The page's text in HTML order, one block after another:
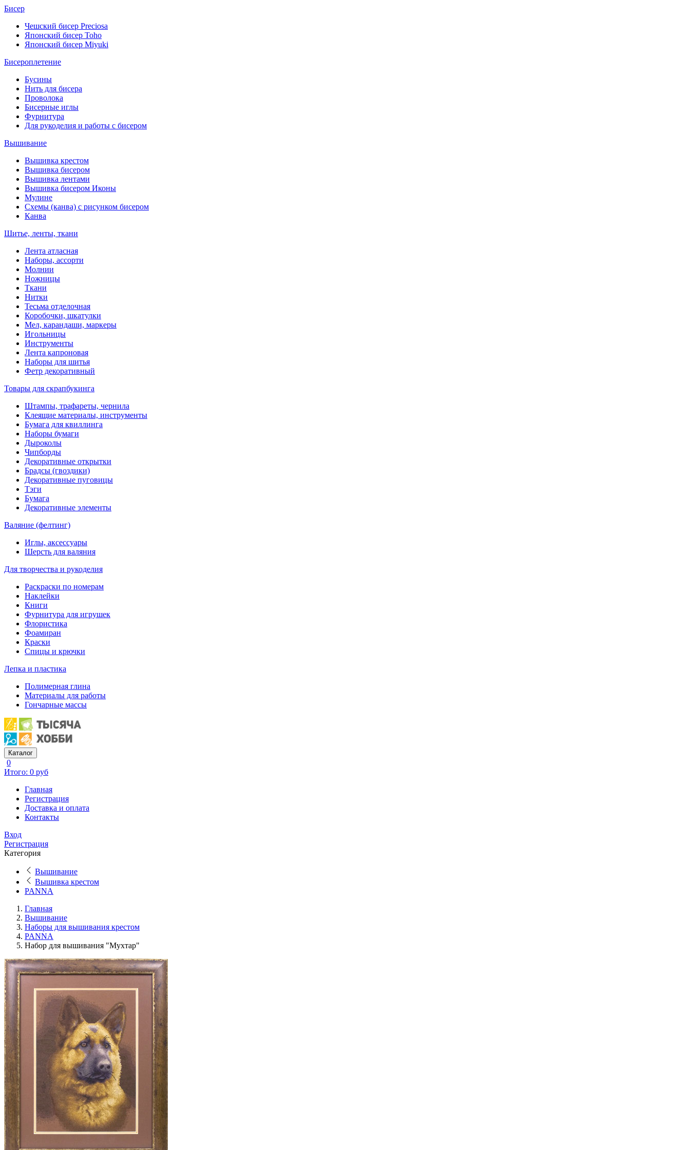
Бисер
Чешский бисер Preciosa
Японский бисер Toho
Японский бисер Miyuki
Бисероплетение
Бусины
Нить для бисера
Проволока
Бисерные иглы
Фурнитура
Для рукоделия и работы с бисером
Вышивание
Вышивка крестом
Вышивка бисером
Вышивка лентами
Вышивка бисером Иконы
Мулине
Схемы (канва) с рисунком бисером
Канва
Шитье, ленты, ткани
Лента атласная
Наборы, ассорти
Молнии
Ножницы
Ткани
Нитки
Тесьма отделочная
Коробочки, шкатулки
Мел, карандаши, маркеры
Игольницы
Инструменты
Лента капроновая
Наборы для шитья
Фетр декоративный
Товары для скрапбукинга
Штампы, трафареты, чернила
Клеящие материалы, инструменты
Бумага для квиллинга
Наборы бумаги
Дыроколы
Чипборды
Декоративные открытки
Брадсы (гвоздики)
Декоративные пуговицы
Тэги
Бумага
Декоративные элементы
Валяние (фелтинг)
Иглы, аксессуары
Шерсть для валяния
Для творчества и рукоделия
Раскраски по номерам
Наклейки
Книги
Фурнитура для игрушек
Флористика
Фоамиран
Краски
Спицы и крючки
Лепка и пластика
Полимерная глина
Материалы для работы
Гончарные массы
Каталог
0
Итого: 0 руб
Главная
Регистрация
Доставка и оплата
Контакты
Вход
Регистрация
Категория
Вышивание
Вышивка крестом
PANNA
Главная
Вышивание
Наборы для вышивания крестом
PANNA
Набор для вышивания "Мухтар"